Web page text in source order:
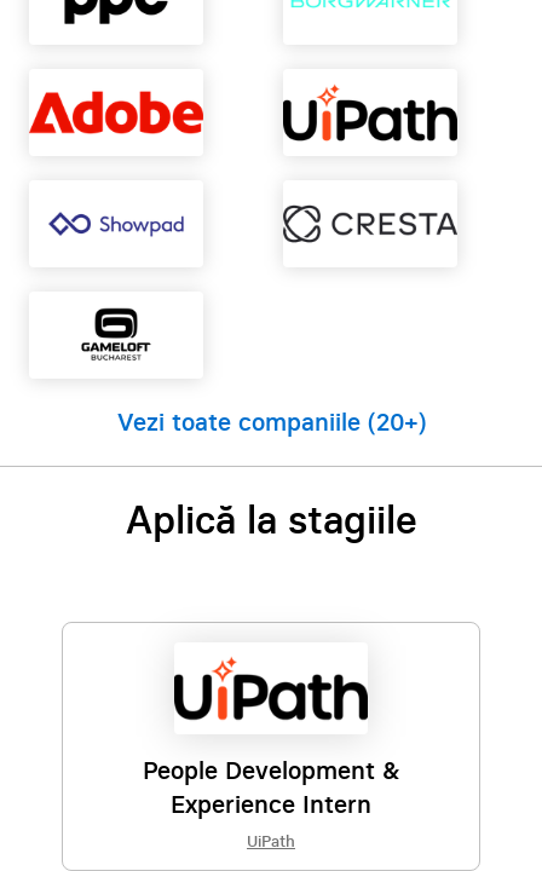
Vezi toate companiile (20+)
Aplică la stagiile
People Development &
Experience Intern
UiPath